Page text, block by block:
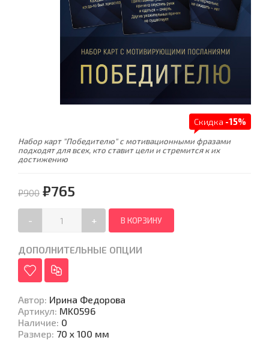
Скидка -15%
Набор карт "Победителю" с мотивационными фразами
подходят для всех, кто ставит цели и стремится к их
достижению
₽900 ₽765
- +
ДОПОЛНИТЕЛЬНЫЕ ОПЦИИ
Автор: Ирина Федорова
Артикул: MK0596
Наличие: 0
Размер: 70 х 100 мм